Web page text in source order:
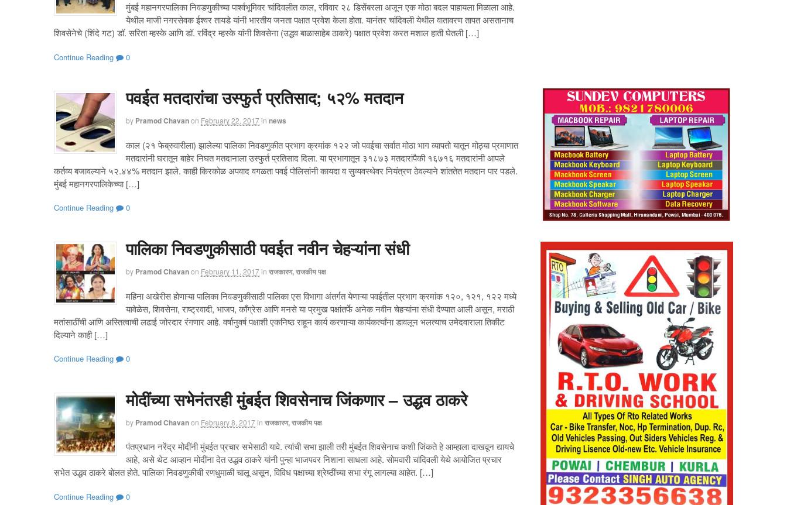
मुंबई महानगरपालिका निवडणुकीच्या पार्श्वभूमिवर चांदिवलीत काल, रविवार २८ डिसेंबरला अजून एक मोठा बदल पाहायला मिळाला आहे.
येथील माजी नगरसेवक ईश्वर तायडे यांनी भारतीय जनता पक्षात प्रवेश केला होता. यानंतर चांदिवली येथील वातावरण तापत असतानाच
शिवसेनेचे (शिंदे गट) डॉ. सरिता म्हस्के आणि डॉ. रविंद्र म्हस्के यांनी शिवसेना (उद्धव बाळासाहेब ठाकरे) पक्षात प्रवेश करत मशाल हाती घेतली […]
Continue Reading 0
पवईत मतदारांचा उस्फुर्त प्रतिसाद; ५२% मतदान
by Pramod Chavanon February 22, 2017in news
काल (२१ फेब्रुवारीला) झालेल्या पालिका निवडणुकीत प्रभाग क्रमांक १२२ जो पवईचा सर्वात मोठा भाग व्यापतो यातून मोठ्या प्रमाणात
मतदारांनी घरातून बाहेर निघत मतदानाला उस्फुर्त प्रतिसाद दिला. या प्रभागातून ३१८७३ मतदारांपैकी १६७१६ मतदारांनी आपले
कर्तव्य बजावल्याने ५२.४४% मतदान झाले. काही किरकोळ अपवाद वगळता पवई पोलिसांनी कायदा व सुव्यवस्थेवर नियंत्रण ठेवल्याने शांततेत मतदान पार पडले.
मुंबई महानगरपालिकेच्या […]
Continue Reading 0
पालिका निवडणुकीसाठी पवईत नवीन चेहऱ्यांना संधी
by Pramod Chavanon February 11, 2017in राजकारण, राजकीय पक्ष
महिना अखेरीस होणाऱ्या पालिका निवडणुकीसाठी पालिका एस विभागा अंतर्गत येणाऱ्या पवईतील प्रभाग क्रमांक १२०, १२१, १२२ मध्ये
यावेळेस, शिवसेना, राष्ट्रवादी, भाजप, कॉंग्रेस आणि मनसे या प्रमुख पक्षांतर्फे अनेक नवीन चेहऱ्यांना संधी देण्यात आली असून, मराठी
मतांसाठींची आणि अस्तित्वाची लढाई जोरदार रंगणार आहे. वर्षानुवर्ष पक्षाशी एकनिष्ठ राहून कार्य करणाऱ्या कार्यकर्त्यांना डावलून भलत्याच उमेदवाराला तिकीट
दिल्याने काही […]
Continue Reading 0
मोदींच्या सभेनंतरही मुंबईत शिवसेनाच जिंकणार – उद्धव ठाकरे
by Pramod Chavanon February 8, 2017in राजकारण, राजकीय पक्ष
पंतप्रधान नरेंद्र मोदींनी मुंबईत प्रचार सभेसाठी यावे. त्यांची सभा झाली तरी मुंबईत शिवसेनाच कशी जिंकते हे आम्हाला दाखवून द्यायचे
आहे, असे थेट आव्हान मोदींना देत उद्धव ठाकरे यांनी पुन्हा भाजपवर निशाना साधला आहे. सोमवारी चांदिवली येथे आयोजित प्रचार
सभेत उद्धव ठाकरे बोलत होते. पालिका निवडणुकीची रणधुमाळी चालू असून, विविध पक्षाच्या श्रेष्ठींच्या सभा रंगू लागल्या आहेत. […]
Continue Reading 0